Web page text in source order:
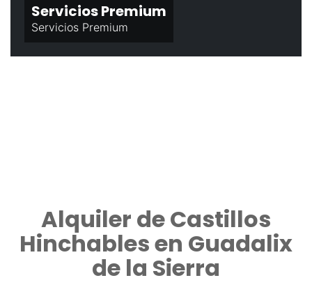
Servicios Premium
Servicios Premium
Alquiler de Castillos
Hinchables en Guadalix
de la Sierra